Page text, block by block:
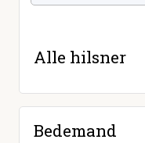
Alle hilsner
Bedemand